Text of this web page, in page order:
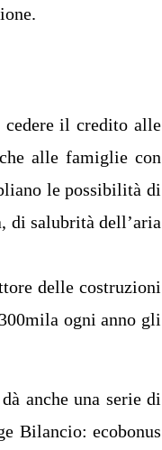
cedere il credito alle
alle famiglie con
le possibilità di
salubrità dell’aria
delle costruzioni
ogni anno gli
anche una serie di
Bilancio: ecobonus